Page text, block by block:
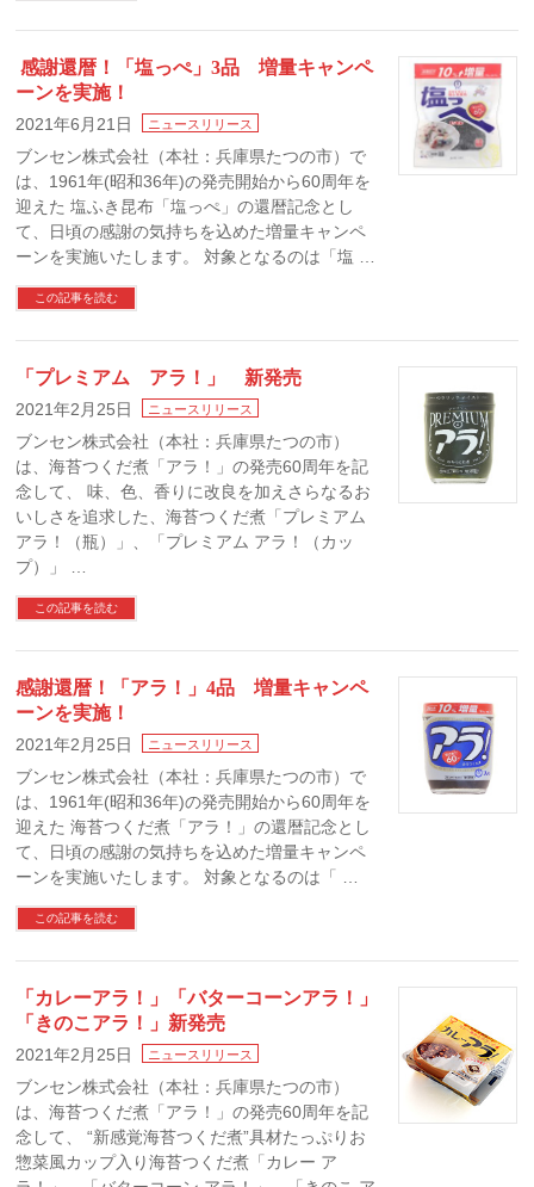
感謝還暦！「塩っぺ」3品 増量キャンペ
ーンを実施！
2021年6月21日 ニュースリリース
ブンセン株式会社（本社：兵庫県たつの市）で
は、1961年(昭和36年)の発売開始から60周年を
迎えた 塩ふき昆布「塩っぺ」の還暦記念とし
て、日頃の感謝の気持ちを込めた増量キャンペ
ーンを実施いたします。 対象となるのは「塩 …
この記事を読む
「プレミアム アラ！」 新発売
2021年2月25日 ニュースリリース
ブンセン株式会社（本社：兵庫県たつの市）
は、海苔つくだ煮「アラ！」の発売60周年を記
念して、 味、色、香りに改良を加えさらなるお
いしさを追求した、海苔つくだ煮「プレミアム
アラ！（瓶）」、「プレミアム アラ！（カッ
プ）」 …
この記事を読む
感謝還暦！「アラ！」4品 増量キャンペ
ーンを実施！
2021年2月25日 ニュースリリース
ブンセン株式会社（本社：兵庫県たつの市）で
は、1961年(昭和36年)の発売開始から60周年を
迎えた 海苔つくだ煮「アラ！」の還暦記念とし
て、日頃の感謝の気持ちを込めた増量キャンペ
ーンを実施いたします。 対象となるのは「 …
この記事を読む
「カレーアラ！」「バターコーンアラ！」
「きのこアラ！」新発売
2021年2月25日 ニュースリリース
ブンセン株式会社（本社：兵庫県たつの市）
は、海苔つくだ煮「アラ！」の発売60周年を記
念して、 “新感覚海苔つくだ煮”具材たっぷりお
惣菜風カップ入り海苔つくだ煮「カレー ア